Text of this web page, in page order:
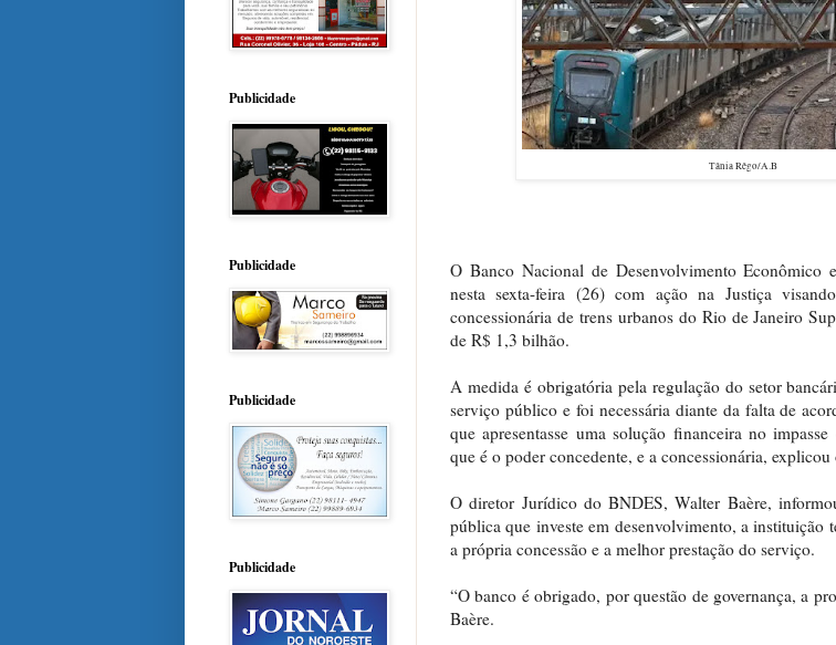
Tânia Rêgo/A.B
O Banco Nacional de Desenvolvimento Econômico
nesta sexta-feira (26) com ação na Justiça
concessionária de trens urbanos do Rio de Janeiro
de R$ 1,3 bilhão.
A medida é obrigatória pela regulação do setor
serviço público e foi necessária diante da falta de
que apresentasse uma solução financeira no
que é o poder concedente, e a concessionária, explicou
O diretor Jurídico do BNDES, Walter Baère,
pública que investe em desenvolvimento, a instituição
a própria concessão e a melhor prestação do serviço.
“O banco é obrigado, por questão de governança, a
Baère.
Publicidade
Publicidade
Publicidade
Publicidade